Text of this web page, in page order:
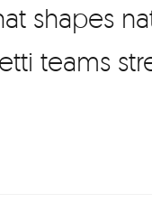
shapes
teams